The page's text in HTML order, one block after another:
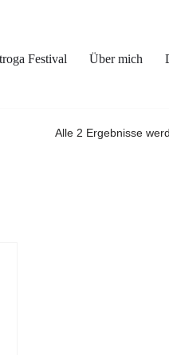
Festival Über mich
Alle 2 Ergebnisse